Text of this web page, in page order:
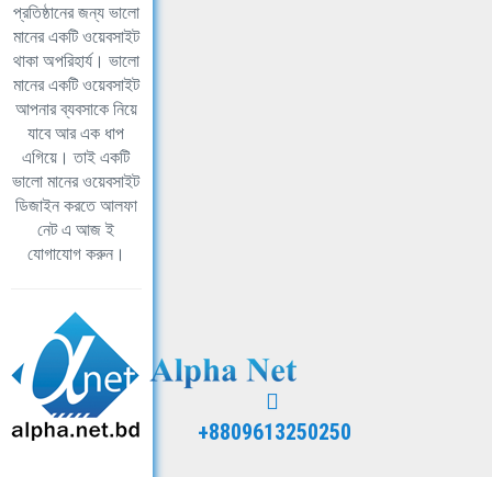
প্রতিষ্ঠানের জন্য ভালো
মানের একটি ওয়েবসাইট
থাকা অপরিহার্য। ভালো
মানের একটি ওয়েবসাইট
আপনার ব্যবসাকে নিয়ে
যাবে আর এক ধাপ
এগিয়ে। তাই একটি
ভালো মানের ওয়েবসাইট
ডিজাইন করতে আলফা
নেট এ আজ ই
যোগাযোগ করুন।
+8809613250250